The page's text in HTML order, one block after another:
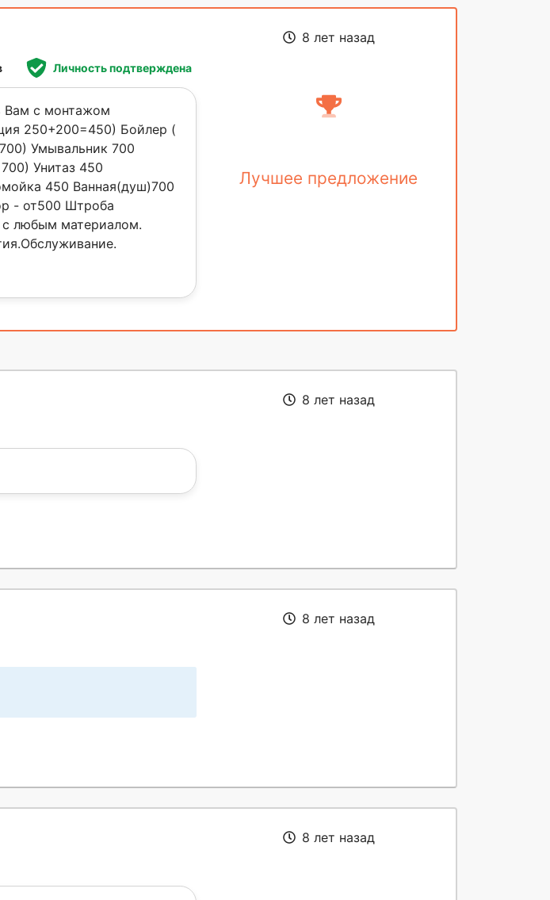
Личность подтверждена
Вам с монтажом
250+200=450) Бойлер (
Умывальник 700
Унитаз 450
450 Ванная(душ)700
- от500 Штроба
любым материалом.
8 лет назад
Лучшее предложение
8 лет назад
8 лет назад
8 лет назад